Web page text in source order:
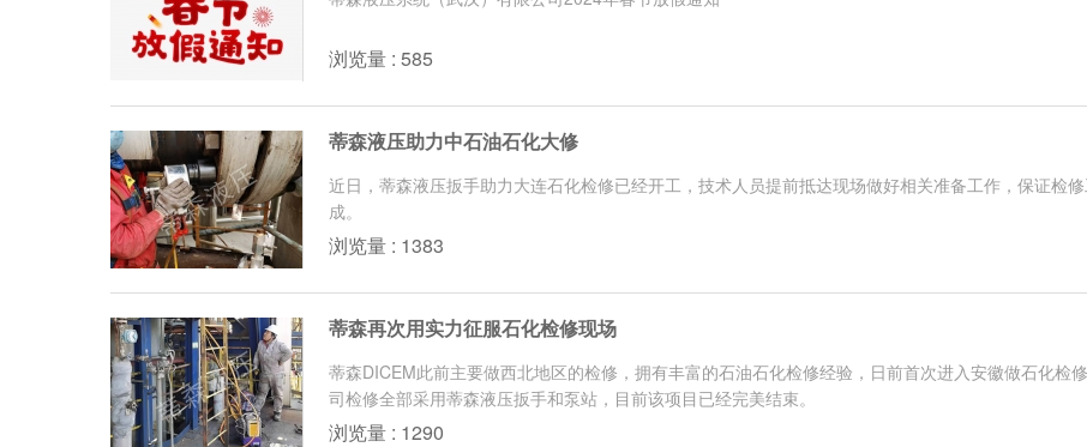
浏览量 : 585
蒂森液压助力中石油石化大修
近日，蒂森液压扳手助力大连石化检修已经开工，技术人员提前抵达现场做好相关准备工作，保证检
成。
浏览量 : 1383
蒂森再次用实力征服石化检修现场
蒂森DICEM此前主要做西北地区的检修，拥有丰富的石油石化检修经验，日前首次进入安徽做石化检
司检修全部采用蒂森液压扳手和泵站，目前该项目已经完美结束。
浏览量 : 1290